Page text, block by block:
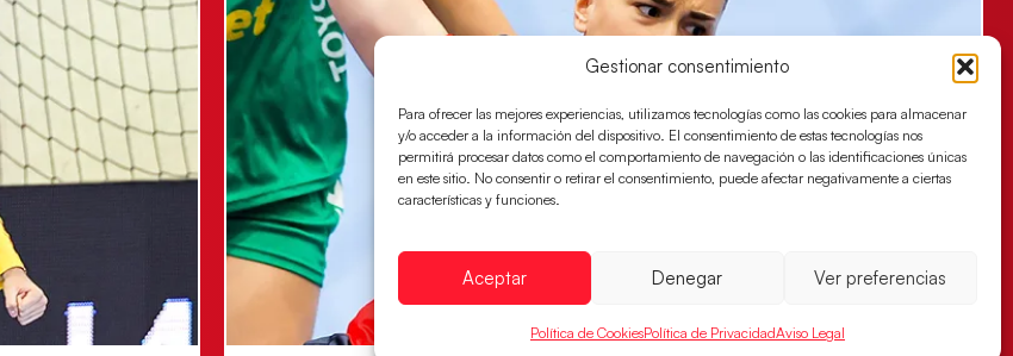
Gestionar consentimiento
Para ofrecer las mejores experiencias, utilizamos tecnologías como las cookies para almacenar
y/o acceder a la información del dispositivo. El consentimiento de estas tecnologías nos
permitirá procesar datos como el comportamiento de navegación o las identificaciones únicas
en este sitio. No consentir o retirar el consentimiento, puede afectar negativamente a ciertas
características y funciones.
Aceptar Denegar Ver preferencias
Política de CookiesPolítica de PrivacidadAviso Legal